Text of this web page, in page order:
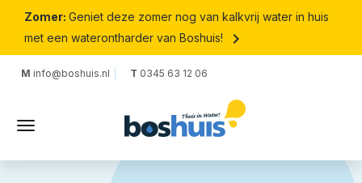
Zomer: Geniet deze zomer nog van kalkvrij water in huis
met een waterontharder van Boshuis!
keyboard_arrow_right
M info@boshuis.nl T 0345 63 12 06